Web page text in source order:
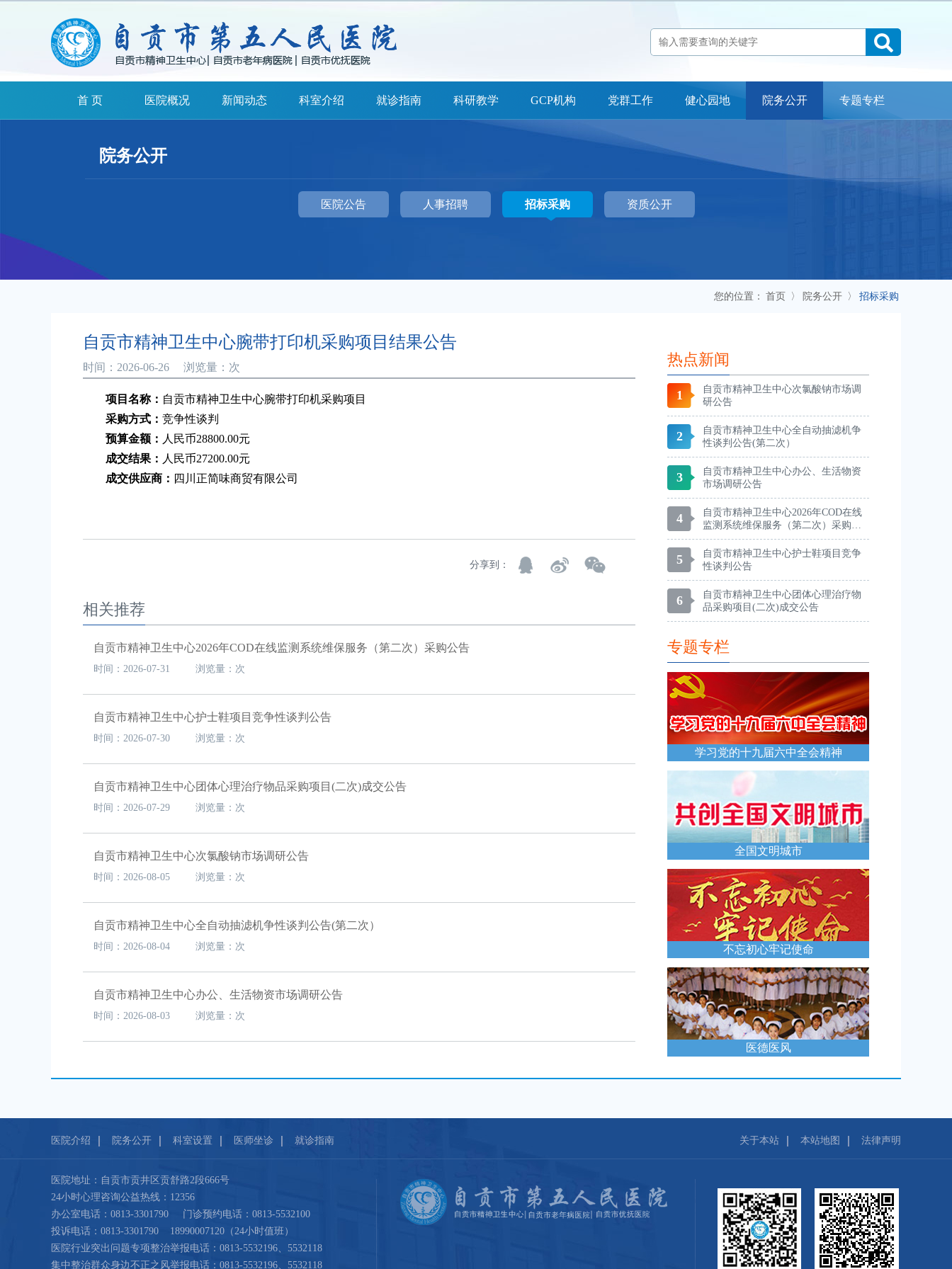
首 页 医院概况 新闻动态 科室介绍 就诊指南 科研教学 GCP机构 党群工作 健心园地 院务公开 专题专栏
科室介绍
医院地址：自贡市贡井区贡舒路2段666号
24小时心理咨询公益热线：12356
院务公开
医院公告 人事招聘 招标采购 资质公开
您的位置： 首页 〉 院务公开 〉 招标采购
自贡市精神卫生中心腕带打印机采购项目结果公告
时间：2026-06-26 浏览量： 次
项目名称： 自贡市精神卫生中心腕带打印机采购项目
采购方式： 竞争性谈判
预算金额： 人民币28800.00元
成交结果： 人民币27200.00元
成交供应商： 四川正简味商贸有限公司
分享到：
相关推荐
自贡市精神卫生中心2026年COD在线监测系统维保服务（第二次）采购公告
时间：2026-07-31 浏览量：次
自贡市精神卫生中心护士鞋项目竞争性谈判公告
时间：2026-07-30 浏览量：次
自贡市精神卫生中心团体心理治疗物品采购项目(二次)成交公告
时间：2026-07-29 浏览量：次
自贡市精神卫生中心次氯酸钠市场调研公告
时间：2026-08-05 浏览量：次
自贡市精神卫生中心全自动抽滤机争性谈判公告(第二次）
时间：2026-08-04 浏览量：次
自贡市精神卫生中心办公、生活物资市场调研公告
时间：2026-08-03 浏览量：次
热点新闻
1
自贡市精神卫生中心次氯酸钠市场调
研公告
2
自贡市精神卫生中心全自动抽滤机争
性谈判公告(第二次）
3
自贡市精神卫生中心办公、生活物资
市场调研公告
4
自贡市精神卫生中心2026年COD在线
监测系统维保服务（第二次）采购公
告
5
自贡市精神卫生中心护士鞋项目竞争
性谈判公告
6
自贡市精神卫生中心团体心理治疗物
品采购项目(二次)成交公告
专题专栏
学习党的十九届六中全会精神
全国文明城市
不忘初心牢记使命
医德医风
医院介绍 院务公开 科室设置 医师坐诊 就诊指南 关于本站 本站地图 法律声明
医院地址：自贡市贡井区贡舒路2段666号
24小时心理咨询公益热线：12356
办公室电话：0813-3301790 门诊预约电话：0813-5532100
投诉电话：0813-3301790 18990007120（24小时值班）
医院行业突出问题专项整治举报电话：0813-5532196、5532118
集中整治群众身边不正之风举报电话：0813-5532196、5532118